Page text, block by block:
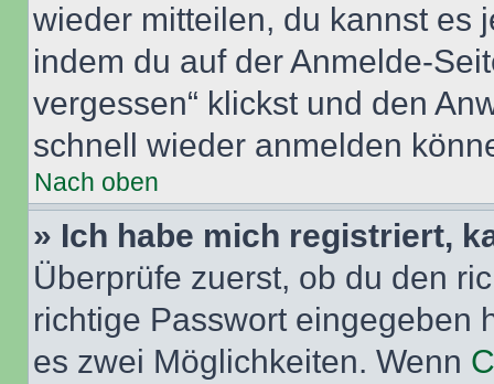
wieder mitteilen, du kannst es
indem du auf der Anmelde-
vergessen“ klickst und den
schnell wieder anmelden
Nach oben
» Ich habe mich registriert,
Überprüfe zuerst, ob du den
richtige Passwort eingegeben
es zwei Möglichkeiten. Wenn